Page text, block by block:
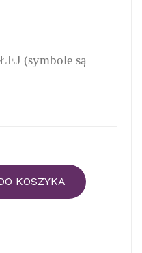
(symbole są
KOSZYKA